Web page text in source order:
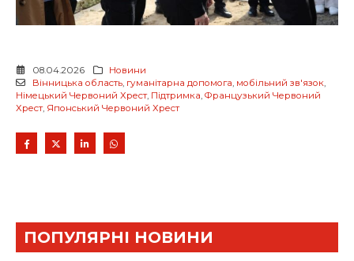
08.04.2026
Новини
Вінницька область, гуманітарна допомога, мобільний зв'язок,
Німецький Червоний Хрест, Підтримка, Французький Червоний
Хрест, Японський Червоний Хрест
ПОПУЛЯРНІ НОВИНИ